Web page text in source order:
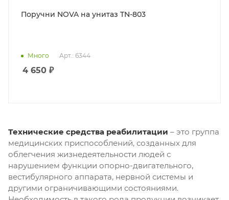
Поручни NOVA на унитаз TN-803
Много Арт.: 6344
4 650 ₽
Технические средства реабилитации – это группа
медицинских приспособлений, созданных для
облегчения жизнедеятельности людей с
нарушением функции опорно-двигательного,
вестибулярного аппарата, нервной системы и
другими ограничивающими состояниями.